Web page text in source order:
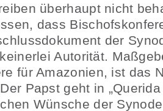
überhaupt nicht
dass
der
Autorität.
für Amazonien, ist das
Papst geht in
Wünsche der